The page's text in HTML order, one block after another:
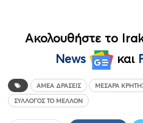
Ακολουθήστε το
News
και
ΑΜΕΑ ΔΡΆΣΕΙΣ ΜΕΣΑΡΆ
ΣΎΛΛΟΓΟΣ ΤΟ ΜΈΛΛΟΝ